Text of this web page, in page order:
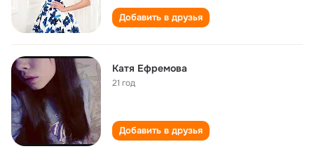
Добавить в друзья
Катя Ефремова
21 год
Добавить в друзья